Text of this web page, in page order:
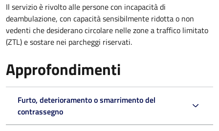
Il servizio è rivolto alle persone con incapacità di
deambulazione, con capacità sensibilmente ridotta o non
vedenti che desiderano circolare nelle zone a traffico limitato
(ZTL) e sostare nei parcheggi riservati.
Approfondimenti
Furto, deterioramento o smarrimento del
contrassegno